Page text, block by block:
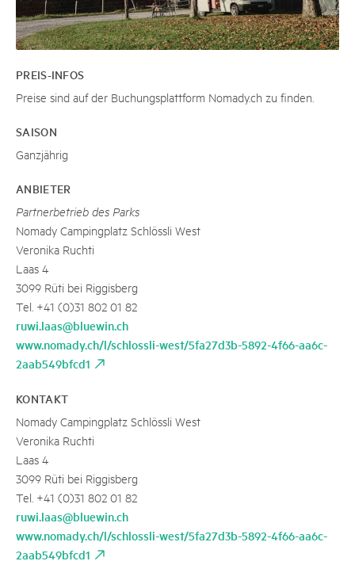
PREIS-INFOS
Preise sind auf der Buchungsplattform Nomady.ch zu finden.
SAISON
Ganzjährig
ANBIETER
Partnerbetrieb des Parks
Nomady Campingplatz Schlössli West
Veronika Ruchti
Laas 4
3099 Rüti bei Riggisberg
Tel. +41 (0)31 802 01 82
ruwi.laas@bluewin.ch
www.nomady.ch/l/schlossli-west/5fa27d3b-5892-4f66-aa6c-
2aab549bfcd1
KONTAKT
Nomady Campingplatz Schlössli West
Veronika Ruchti
Laas 4
3099 Rüti bei Riggisberg
Tel. +41 (0)31 802 01 82
ruwi.laas@bluewin.ch
www.nomady.ch/l/schlossli-west/5fa27d3b-5892-4f66-aa6c-
2aab549bfcd1